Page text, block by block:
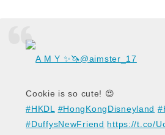
A M Y ✨🦄@aimster_17
Cookie is so cute! 😍
#HKDL
#HongKongDisneyland
#DuffysNewFriend https://t.co/